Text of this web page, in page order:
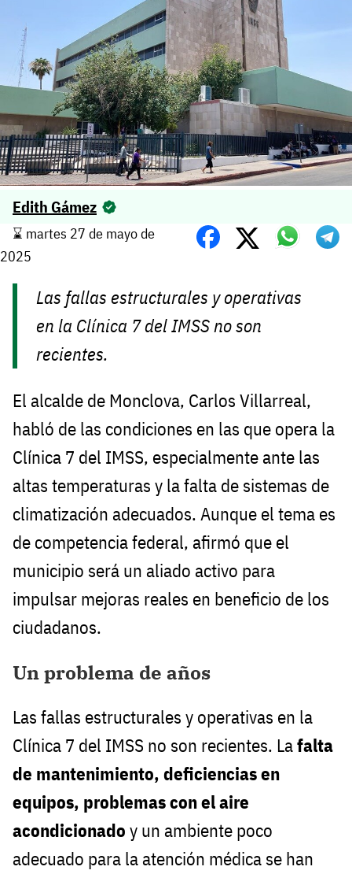
Edith Gámez
⌛️ martes 27 de mayo de
2025
Las fallas estructurales y operativas
en la Clínica 7 del IMSS no son
recientes.
El alcalde de Monclova, Carlos Villarreal,
habló de las condiciones en las que opera la
Clínica 7 del IMSS, especialmente ante las
altas temperaturas y la falta de sistemas de
climatización adecuados. Aunque el tema es
de competencia federal, afirmó que el
municipio será un aliado activo para
impulsar mejoras reales en beneficio de los
ciudadanos.
Un problema de años
Las fallas estructurales y operativas en la
Clínica 7 del IMSS no son recientes. Lafalta
de mantenimiento, deficiencias en
equipos, problemas con el aire
acondicionado y un ambiente poco
adecuado para la atención médica se han